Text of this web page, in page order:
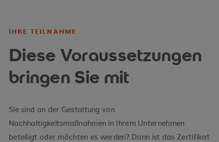
IHRE TEILNAHME
Diese Voraussetzungen
bringen Sie mit
Sie sind an der Gestaltung von
Nachhaltigkeitsmaßnahmen in Ihrem Unternehmen
beteiligt oder möchten es werden? Dann ist das Zertifikat